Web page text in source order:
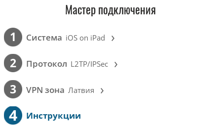
Мастер подключения
1 Cистема iOS on iPad ›
2 Протокол L2TP/IPSec ›
3 VPN зона Латвия ›
4 Инструкции